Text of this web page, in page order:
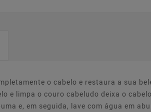
o cabelo e restaura a sua
e limpa o couro cabeludo deixa o
e, em seguida, lave com água em